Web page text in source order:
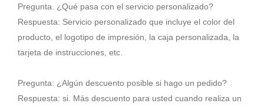
Pregunta. ¿Qué pasa con el servicio personalizado?
Respuesta: Servicio personalizado que incluye el color del
producto, el logotipo de impresión, la caja personalizada, la
tarjeta de instrucciones, etc.
Pregunta: ¿Algún descuento posible si hago un pedido?
Respuesta: si. Más descuento para usted cuando realiza un